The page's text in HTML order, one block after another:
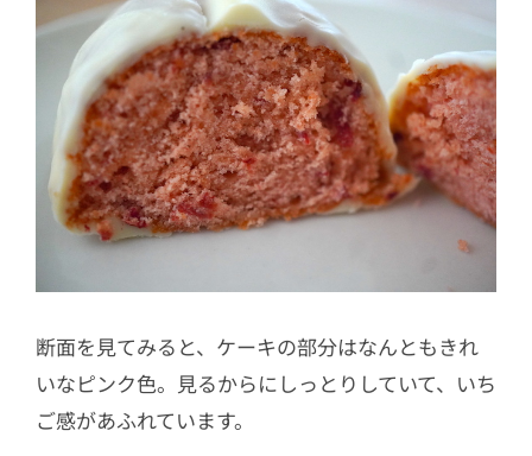
断面を見てみると、ケーキの部分はなんともきれ
いなピンク色。見るからにしっとりしていて、いち
ご感があふれています。